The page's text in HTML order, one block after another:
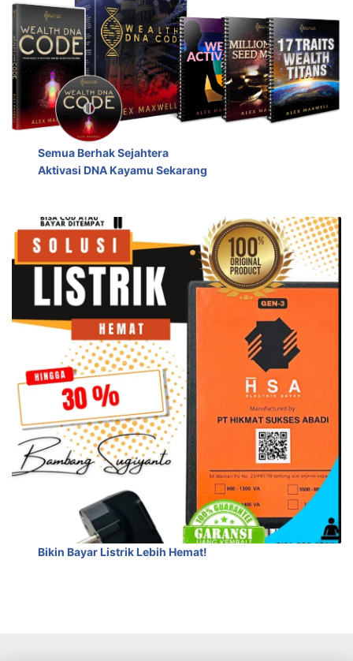
Semua Berhak Sejahtera
Aktivasi DNA Kayamu Sekarang
Bikin Bayar Listrik Lebih Hemat!